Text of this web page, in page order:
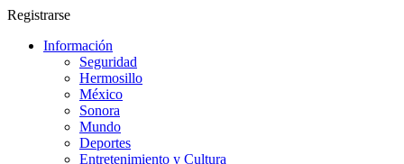
Registrarse
Información
Seguridad
Hermosillo
México
Sonora
Mundo
Deportes
Entretenimiento y Cultura